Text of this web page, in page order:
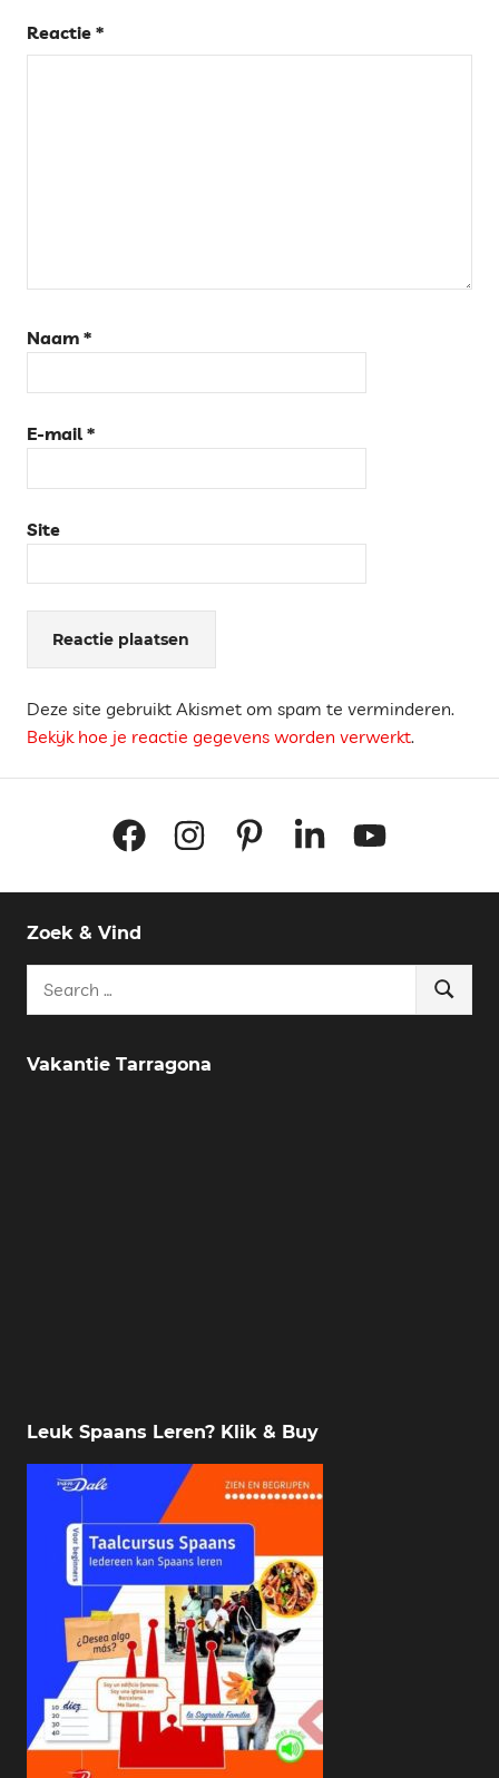
DE LA
RÀPITA
Reactie *
Naam *
E-mail*
Site
Deze site gebruikt Akismet om spam te verminderen.
Bekijk hoe je reactie gegevens worden verwerkt.
FacebookInstagramPinterestLinkedInYouTube
Zoek & Vind
Search
Vakantie Tarragona
Leuk Spaans Leren? Klik & Buy